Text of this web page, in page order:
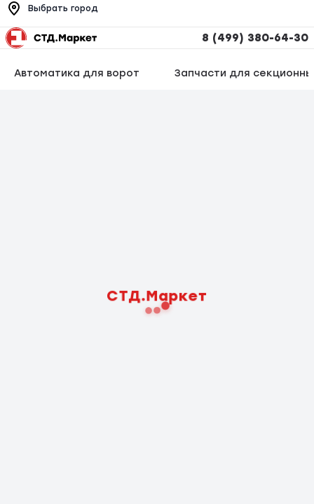
Выбрать город
8 (499) 380-64-30
Автоматика для ворот Запчасти для
СТД.Маркет